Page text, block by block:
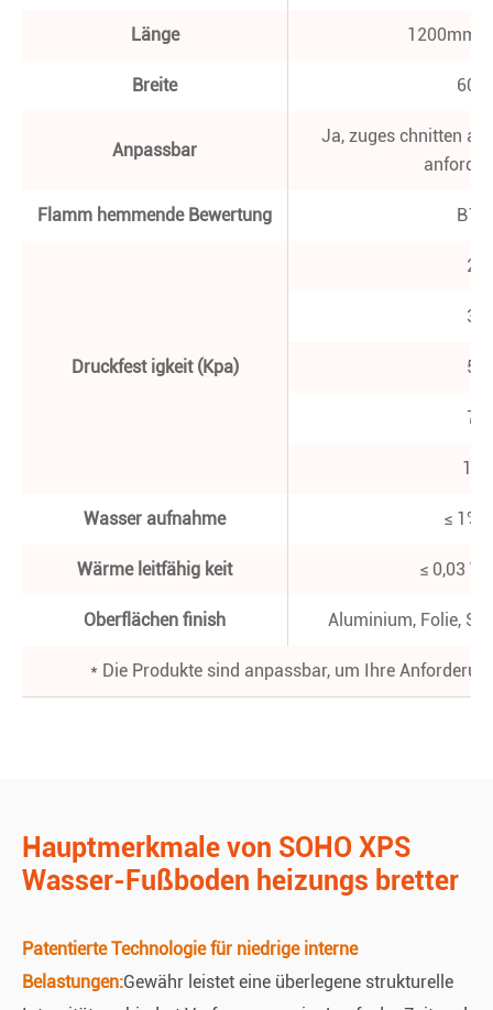
Länge 1200mm/
Breite
Anpassbar
Ja, zuges chnitten
Flamm hemmende Bewertung B1,
Druckfest igkeit (Kpa)
Wasser aufnahme ≤ 1%
Wärme leitfähig keit ≤ 0,03
Oberflächen finish Aluminium, Folie,
* Die Produkte sind anpassbar, um Ihre
Hauptmerkmale von SOHO XPS
Wasser-Fußboden heizungs bretter
Patentierte Technologie für niedrige interne
Belastungen:Gewähr leistet eine überlegene strukturelle